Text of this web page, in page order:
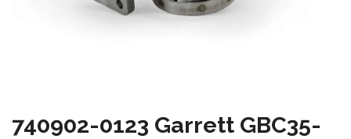
740902-0123 Garrett GBC35-